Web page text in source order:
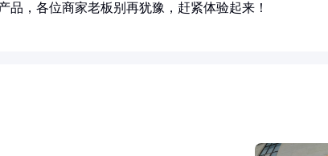
，各位商家老板别再犹豫，赶紧体验起来！